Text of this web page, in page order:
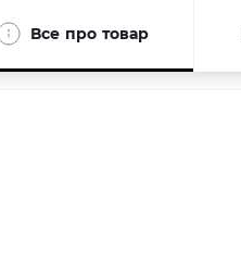
Все про товар